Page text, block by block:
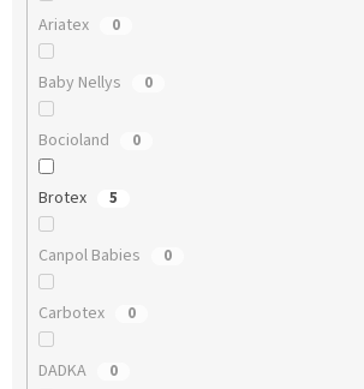
Ariatex 0
Baby Nellys 0
Bocioland 0
Brotex 5
Canpol Babies 0
Carbotex 0
DADKA 0